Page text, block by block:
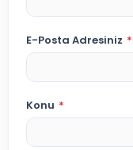
E-Posta Adresiniz *
Konu *